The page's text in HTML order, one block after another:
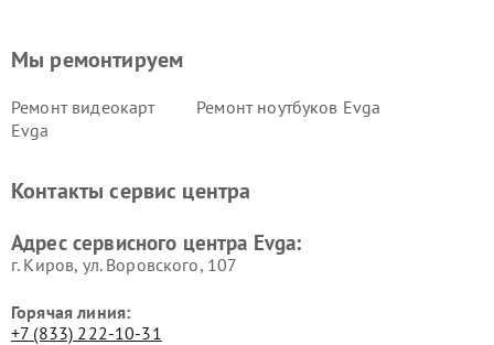
Мы ремонтируем
Ремонт видеокарт
Evga
Ремонт ноутбуков Evga
Контакты сервис центра
Адрес сервисного центра Evga:
г. Киров, ул. Воровского, 107
Горячая линия:
+7 (833) 222-10-31